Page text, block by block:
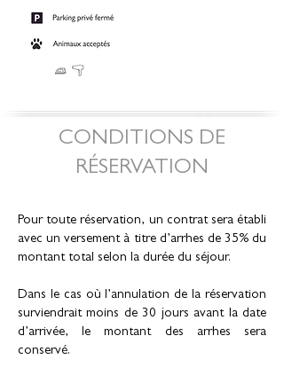
CONDITIONS DE
RÉSERVATION
Pour toute réservation, un contrat sera établi
avec un versement à titre d’arrhes de 35% du
montant total selon la durée du séjour.
Dans le cas où l’annulation de la réservation
surviendrait moins de 30 jours avant la date
d’arrivée,le montant des arrhes sera
conservé.